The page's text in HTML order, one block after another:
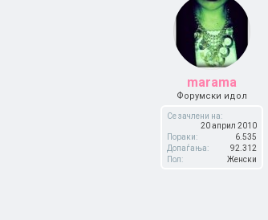
marama
Форумски идол
Се зачлени на:
20 април 2010
Пораки:
6.535
Допаѓања:
92.312
Пол:
Женски